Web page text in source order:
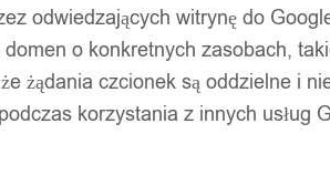
odwiedzających witrynę do
domen o konkretnych zasobach,
żądania czcionek są oddzielne i
korzystania z innych usług